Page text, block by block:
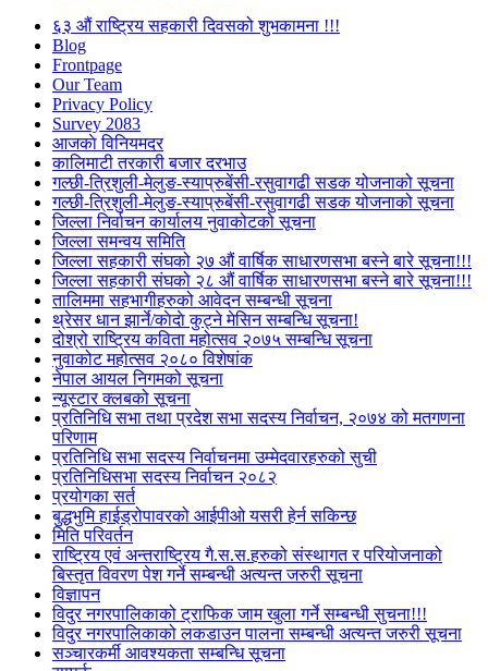
६३ औं राष्ट्रिय सहकारी दिवसको शुभकामना !!!
Blog
Frontpage
Our Team
Privacy Policy
Survey 2083
आजकाे विनियमदर
कालिमाटी तरकारी बजार दरभाउ
गल्छी-त्रिशुली-मेलुङ-स्याप्रुबेंसी-रसुवागढी सडक योजनाको सूचना
गल्छी-त्रिशुली-मेलुङ-स्याप्रुबेंसी-रसुवागढी सडक योजनाको सूचना
जिल्ला निर्वाचन कार्यालय नुवाकोटको सूचना
जिल्ला समन्वय समिति
जिल्ला सहकारी संघको २७ औं वार्षिक साधारणसभा बस्ने बारे सूचना!!!
जिल्ला सहकारी संघको २८ औं वार्षिक साधारणसभा बस्ने बारे सूचना!!!
तालिममा सहभागीहरुको आवेदन सम्बन्धी सूचना
थ्रेसर धान झार्ने/काेदाे कुट्ने मेसिन सम्बन्धि सूचना!
दोश्रो राष्ट्रिय कविता महोत्सव २०७५ सम्बन्धि सूचना
नुवाकोट महोत्सव २०८० विशेषांक
नेपाल आयल निगमको सूचना
न्यूस्टार क्लबको सूचना
प्रतिनिधि सभा तथा प्रदेश सभा सदस्य निर्वाचन, २०७४ को मतगणना
परिणाम
प्रतिनिधि सभा सदस्य निर्वाचनमा उम्मेदवारहरुको सुची
प्रतिनिधिसभा सदस्य निर्वाचन २०८२
प्रयोगका सर्त
बुद्धभुमि हाईड्रोपावरको आईपीओ यसरी हेर्न सकिन्छ
मिति परिवर्तन
राष्ट्रिय एवं अन्तराष्ट्रिय गै.स.स.हरुको संस्थागत र परियोजनाको
बिस्तृत विवरण पेश गर्ने सम्बन्धी अत्यन्त जरुरी सूचना
विज्ञापन
विदुर नगरपालिकाको ट्राफिक जाम खुला गर्ने सम्बन्धी सुचना!!!
विदुर नगरपालिकाको लकडाउन पालना सम्बन्धी अत्यन्त जरुरी सूचना
सञ्चारकर्मी आवश्यकता सम्बन्धि सूचना